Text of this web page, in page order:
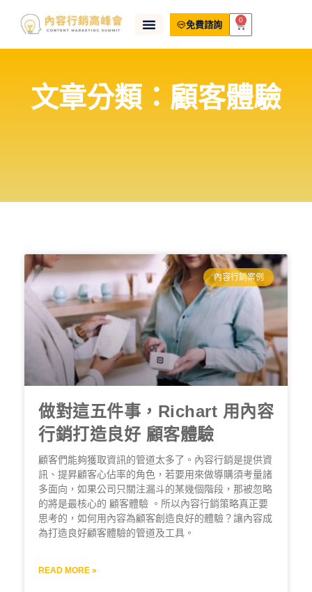
免費諮詢 0
文章分類：顧客體驗
內容行銷案例
做對這五件事，Richart 用內容
行銷打造良好 顧客體驗
顧客們能夠獲取資訊的管道太多了。內容行銷是提供資
訊、提昇顧客心佔率的角色，若要用來做導購須考量諸
多面向，如果公司只關注漏斗的某幾個階段，那被忽略
的將是最核心的 顧客體驗 。所以內容行銷策略真正要
思考的，如何用內容為顧客創造良好的體驗？讓內容成
為打造良好顧客體驗的管道及工具。
READ MORE »